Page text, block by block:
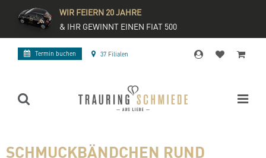
WIR FEIERN 20 JAHRE
& IHR GEWINNT EINEN FIAT 500
Termin buchen 37 Filialen
SCHMUCKBÄNDCHEN RUND